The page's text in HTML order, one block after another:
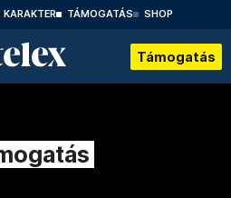
KARAKTER TÁMOGATÁS SHOP
Támogatás